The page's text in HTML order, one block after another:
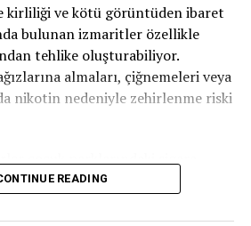
sırasında96 gün tutuklu
mahsup edildi. Böylece
1.920 franklıkşartlı ceza kaldı.
para cezasıödemesine karar
giderlerinikarşılaması
kirliliği ve kötü görüntüden ibaret
bulunan izmaritler özellikle
tehlike oluşturabiliyor.
almaları, çiğnemeleri veya
nikotin nedeniyle zehirlenme riski
özel kampanyalar yürütüyor.
kampanya
READING